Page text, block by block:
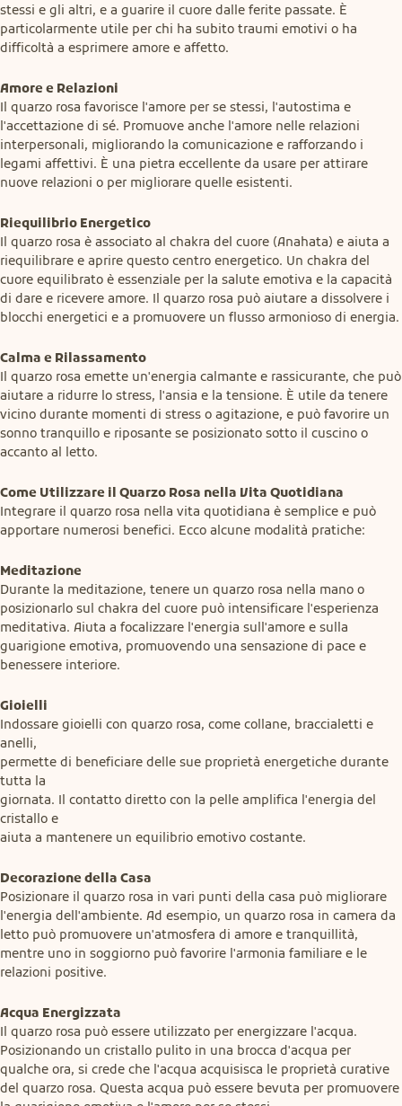
stessi e gli altri, e a guarire il cuore dalle ferite passate. È
particolarmente utile per chi ha subito traumi emotivi o ha
difficoltà a esprimere amore e affetto.
Amore e Relazioni
Il quarzo rosa favorisce l'amore per se stessi, l'autostima e
l'accettazione di sé. Promuove anche l'amore nelle relazioni
interpersonali, migliorando la comunicazione e rafforzando i
legami affettivi. È una pietra eccellente da usare per attirare
nuove relazioni o per migliorare quelle esistenti.
Riequilibrio Energetico
Il quarzo rosa è associato al chakra del cuore (Anahata) e aiuta a
riequilibrare e aprire questo centro energetico. Un chakra del
cuore equilibrato è essenziale per la salute emotiva e la capacità
di dare e ricevere amore. Il quarzo rosa può aiutare a dissolvere i
blocchi energetici e a promuovere un flusso armonioso di energia.
Calma e Rilassamento
Il quarzo rosa emette un'energia calmante e rassicurante, che può
aiutare a ridurre lo stress, l'ansia e la tensione. È utile da tenere
vicino durante momenti di stress o agitazione, e può favorire un
sonno tranquillo e riposante se posizionato sotto il cuscino o
accanto al letto.
Come Utilizzare il Quarzo Rosa nella Vita Quotidiana
Integrare il quarzo rosa nella vita quotidiana è semplice e può
apportare numerosi benefici. Ecco alcune modalità pratiche:
Meditazione
Durante la meditazione, tenere un quarzo rosa nella mano o
posizionarlo sul chakra del cuore può intensificare l'esperienza
meditativa. Aiuta a focalizzare l'energia sull'amore e sulla
guarigione emotiva, promuovendo una sensazione di pace e
benessere interiore.
Gioielli
Indossare gioielli con quarzo rosa, come collane, braccialetti e
anelli,
permette di beneficiare delle sue proprietà energetiche durante
tutta la
giornata. Il contatto diretto con la pelle amplifica l'energia del
cristallo e
aiuta a mantenere un equilibrio emotivo costante.
Decorazione della Casa
Posizionare il quarzo rosa in vari punti della casa può migliorare
l'energia dell'ambiente. Ad esempio, un quarzo rosa in camera da
letto può promuovere un'atmosfera di amore e tranquillità,
mentre uno in soggiorno può favorire l'armonia familiare e le
relazioni positive.
Acqua Energizzata
Il quarzo rosa può essere utilizzato per energizzare l'acqua.
Posizionando un cristallo pulito in una brocca d'acqua per
qualche ora, si crede che l'acqua acquisisca le proprietà curative
del quarzo rosa. Questa acqua può essere bevuta per promuovere